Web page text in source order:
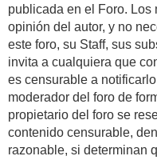
publicada en el Foro.
opinión del autor, y no
este foro, su Staff, sus
invita a cualquiera que
es censurable a
moderador del foro de
propietario del foro se
contenido censurable,
razonable, si determinan